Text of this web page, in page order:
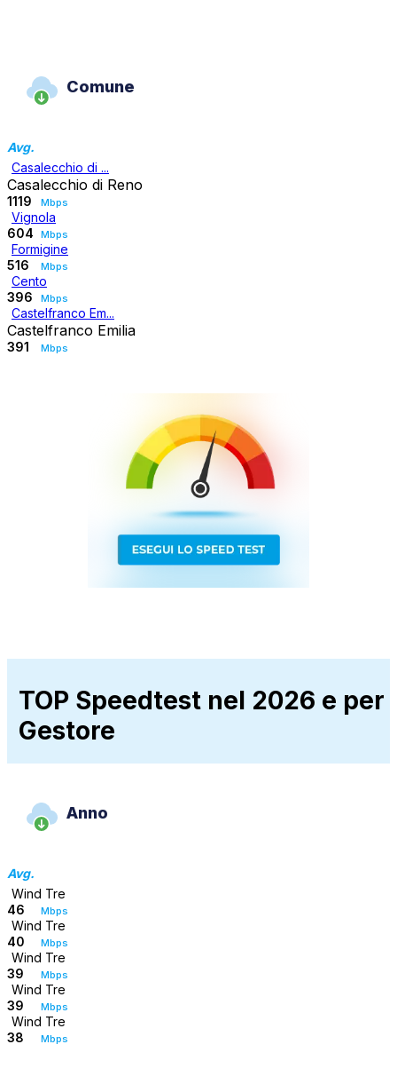
Comune
Avg.
Casalecchio di ...
Casalecchio di Reno
1119 Mbps
Vignola
604
Mbps
Formigine
516
Mbps
Cento
396
Mbps
Castelfranco Em...
Castelfranco Emilia
391 Mbps
TOP Speedtest nel 2026 e per
Gestore
Anno
Avg.
Wind Tre
46
Mbps
Wind Tre
40
Mbps
Wind Tre
39
Mbps
Wind Tre
39
Mbps
Wind Tre
38
Mbps